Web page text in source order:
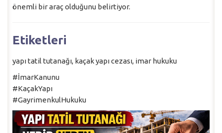
önemli bir araç olduğunu belirtiyor.
Etiketleri
yapı tatil tutanağı, kaçak yapı cezası, imar hukuku
#İmarKanunu
#KaçakYapı
#GayrimenkulHukuku